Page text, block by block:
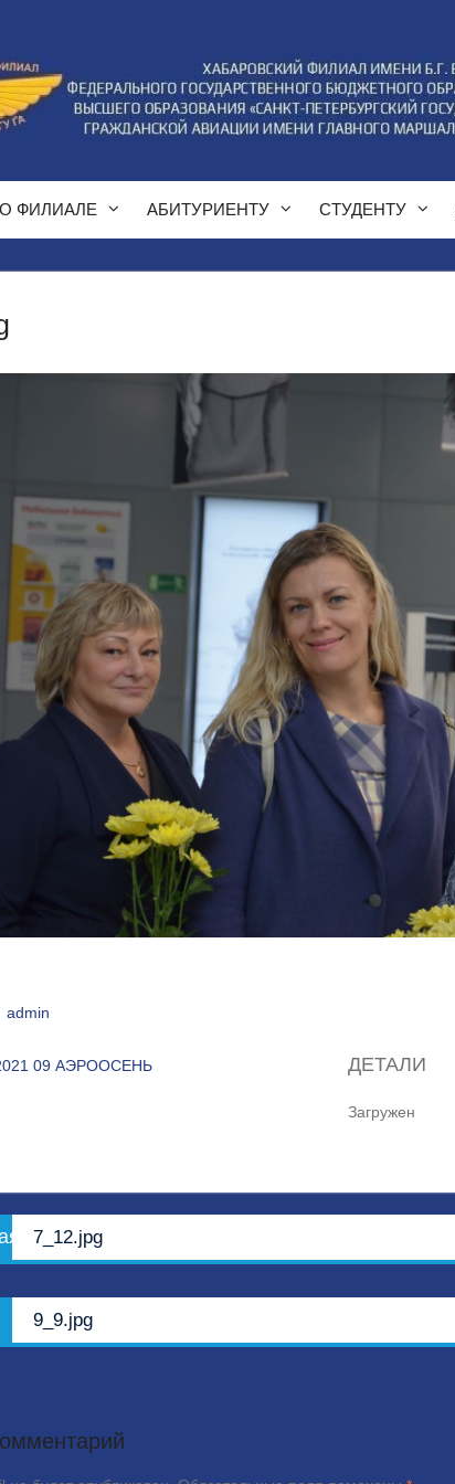
ФИЛИАЛЕ АБИТУРИЕНТУ СТУДЕНТУ
admin
09 АЭРООСЕНЬ ДЕТАЛИ
Загружен
запись:
7_12.jpg
запись:
9_9.jpg